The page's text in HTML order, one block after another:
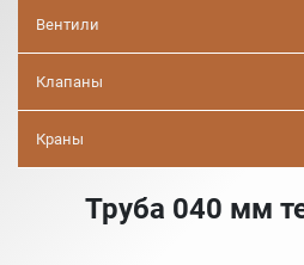
Вентили
Клапаны
Краны
Труба 040 мм